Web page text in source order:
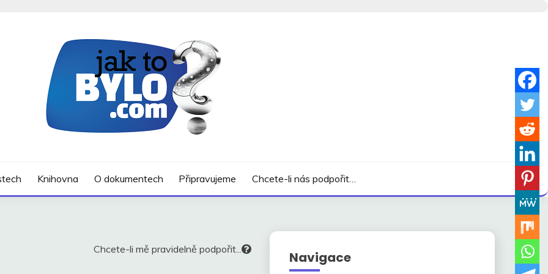
Knihovna O dokumentech Připravujeme Chcete-li nás podpořit…
Chcete-li mě pravidelně podpořit... Navigace